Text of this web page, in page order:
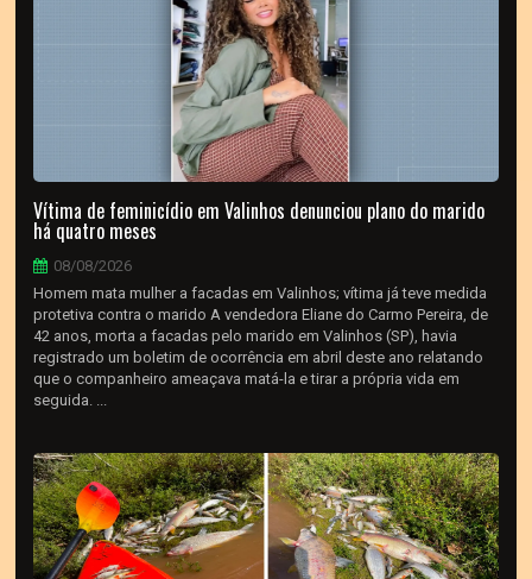
Vítima de feminicídio em Valinhos denunciou plano do marido
há quatro meses
08/08/2026
Homem mata mulher a facadas em Valinhos; vítima já teve medida
protetiva contra o marido A vendedora Eliane do Carmo Pereira, de
42 anos, morta a facadas pelo marido em Valinhos (SP), havia
registrado um boletim de ocorrência em abril deste ano relatando
que o companheiro ameaçava matá-la e tirar a própria vida em
seguida. ...